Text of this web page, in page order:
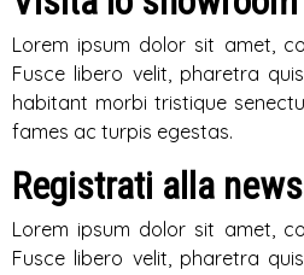
Lorem ipsum dolor sit amet,
Fusce libero velit, pharetra
habitant morbi tristique
fames ac turpis egestas.
Registrati alla
Lorem ipsum dolor sit amet,
Fusce libero velit, pharetra